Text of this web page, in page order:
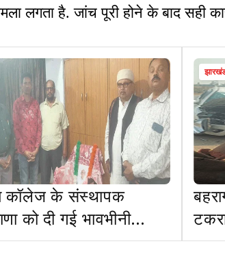
लगता है. जांच पूरी होने के बाद सही
कॉलेज के संस्थापक
को दी गई भावभीनी